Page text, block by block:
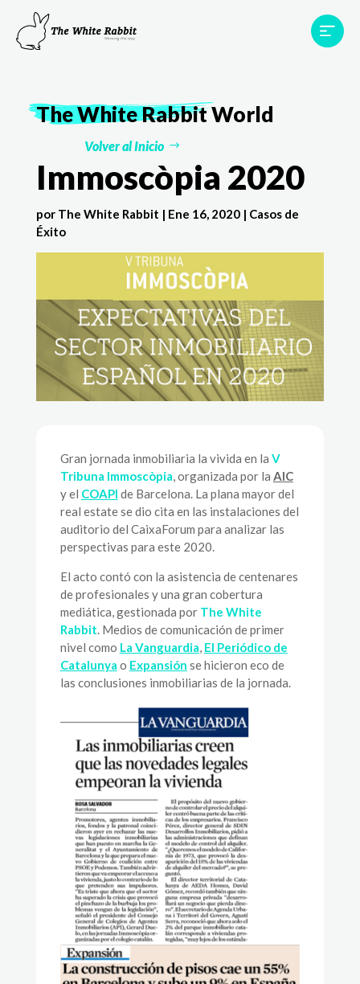
Proyectos
Testimonios
TWR World
The White RabbitWorld
Volver al Inicio
Immoscòpia 2020
por The White Rabbit | Ene 16, 2020| Casos de
Éxito
Gran jornada inmobiliaria la vivida en la V
Tribuna Immoscòpia, organizada por la AIC
y el COAPI de Barcelona. La plana mayor del
real estate se dio cita en las instalaciones del
auditorio del CaixaForum para analizar las
perspectivas para este 2020.
El acto contó con la asistencia de centenares
de profesionales y una gran cobertura
mediática, gestionada por The White
Rabbit. Medios de comunicación de primer
nivel como La Vanguardia, El Periódico de
Catalunya o Expansión se hicieron eco de
las conclusiones inmobiliarias de la jornada.